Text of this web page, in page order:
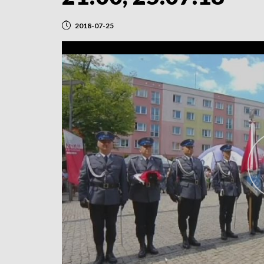
2018-07-25